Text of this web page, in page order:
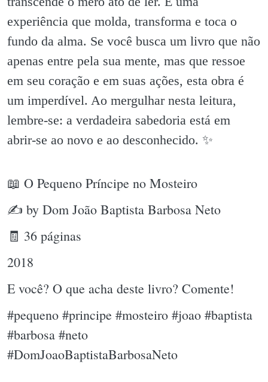
experiência que molda, transforma e toca o
fundo da alma. Se você busca um livro que não
apenas entre pela sua mente, mas que ressoe
em seu coração e em suas ações, esta obra é
um imperdível. Ao mergulhar nesta leitura,
lembre-se: a verdadeira sabedoria está em
abrir-se ao novo e ao desconhecido. ✨️
📖 O Pequeno Príncipe no Mosteiro
✍ by Dom João Baptista Barbosa Neto
🧾 36 páginas
2018
E você? O que acha deste livro? Comente!
#pequeno #principe #mosteiro #joao #baptista
#barbosa #neto
#DomJoaoBaptistaBarbosaNeto